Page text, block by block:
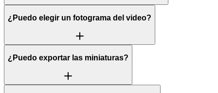
¿Puedo elegir un fotograma del video?
¿Puedo exportar las miniaturas?